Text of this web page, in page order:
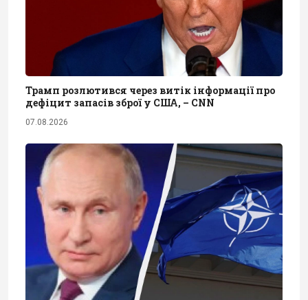
Трамп розлютився через витік інформації про
дефіцит запасів зброї у США, – CNN
07.08.2026